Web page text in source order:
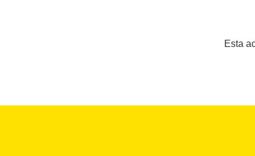
Esta